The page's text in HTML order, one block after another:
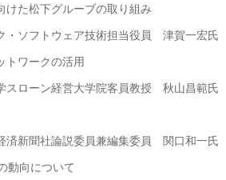
た松下グルーブの取り組み
フトウェア技術担当役員 津賀一宏氏
ワークの活用
経営大学院客員教授 秋山昌範氏
編集委員 関口和一氏
向について